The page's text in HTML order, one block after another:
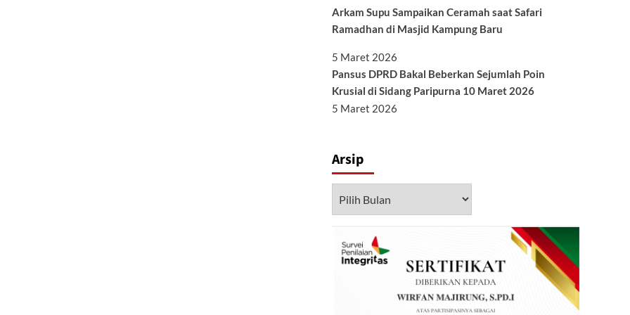
Arkam Supu Sampaikan Ceramah saat Safari
Ramadhan di Masjid Kampung Baru
5 Maret 2026
Pansus DPRD Bakal Beberkan Sejumlah Poin
Krusial di Sidang Paripurna 10 Maret 2026
5 Maret 2026
Arsip